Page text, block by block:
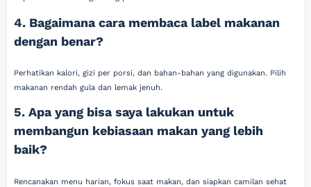
4. Bagaimana cara membaca label makanan
dengan benar?
Perhatikan kalori, gizi per porsi, dan bahan-bahan yang digunakan. Pilih
makanan rendah gula dan lemak jenuh.
5. Apa yang bisa saya lakukan untuk
membangun kebiasaan makan yang lebih
baik?
Rencanakan menu harian, fokus saat makan, dan siapkan camilan sehat